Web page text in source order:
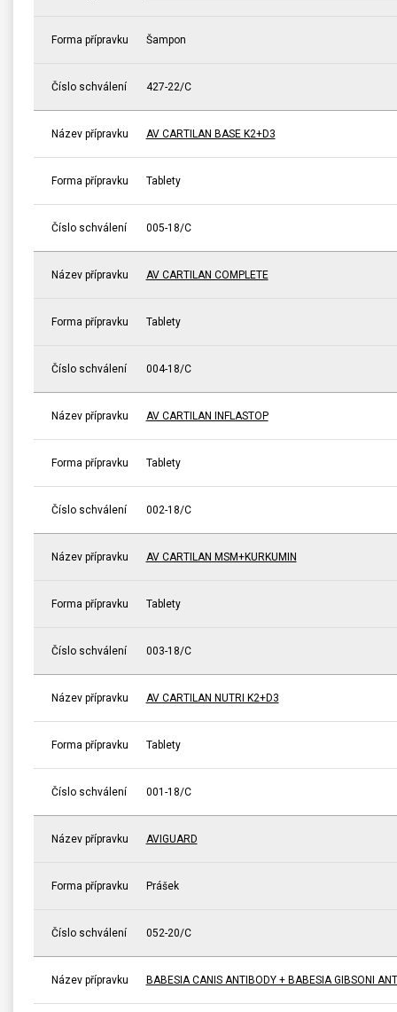
Forma přípravku Šampon
Číslo schválení 427-22/C
Název přípravku AV CARTILAN BASE K2+D3
Forma přípravku Tablety
Číslo schválení 005-18/C
Název přípravku AV CARTILAN COMPLETE
Forma přípravku Tablety
Číslo schválení 004-18/C
Název přípravku AV CARTILAN INFLASTOP
Forma přípravku Tablety
Číslo schválení 002-18/C
Název přípravku AV CARTILAN MSM+KURKUMIN
Forma přípravku Tablety
Číslo schválení 003-18/C
Název přípravku AV CARTILAN NUTRI K2+D3
Forma přípravku Tablety
Číslo schválení 001-18/C
Název přípravku AVIGUARD
Forma přípravku Prášek
Číslo schválení 052-20/C
Název přípravku BABESIA CANIS ANTIBODY + BABESIA GIBSONI